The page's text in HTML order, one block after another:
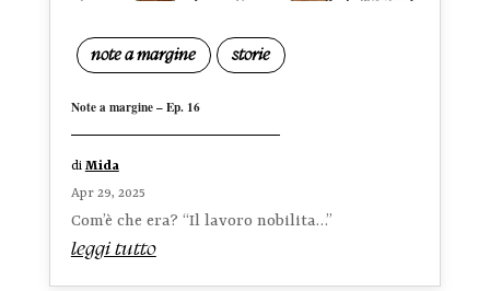
note a margine storie
Note a margine – Ep. 16
di Mida
Apr 29, 2025
Com’è che era? “Il lavoro nobilita…”
leggi tutto